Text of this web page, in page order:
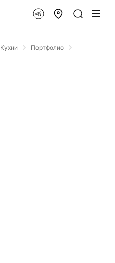
Кухни
Портфолио